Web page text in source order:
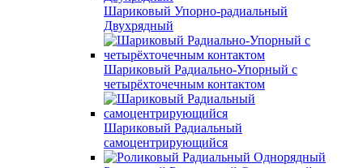
Шариковый Упорно-радиальный
Двухрядный
Шариковый Радиально-Упорный с
четырёхточечным контактом
Шариковый Радиальный
самоцентрирующийся